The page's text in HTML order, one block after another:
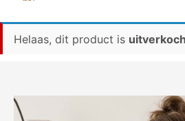
Helaas, dit product is